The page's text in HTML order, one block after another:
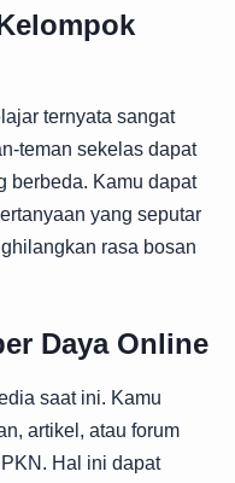
ternyata sangat
teman sekelas dapat
berbeda. Kamu dapat
yang seputar
rasa bosan
Daya Online
saat ini. Kamu
artikel, atau forum
Hal ini dapat